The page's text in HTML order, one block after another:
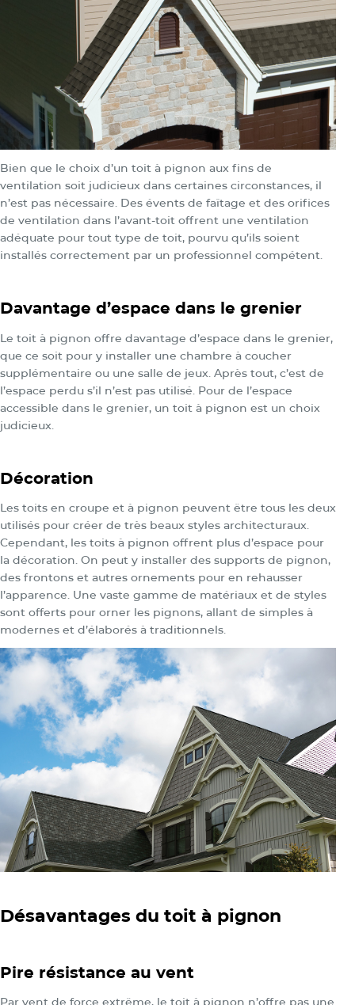
Bien que le choix d’un toit à pignon aux fins de
ventilation soit judicieux dans certaines circonstances, il
n’est pas nécessaire. Des évents de faîtage et des orifices
de ventilation dans l’avant-toit offrent une ventilation
adéquate pour tout type de toit, pourvu qu’ils soient
installés correctement par un professionnel compétent.
Davantage d’espace dans le grenier
Le toit à pignon offre davantage d’espace dans le grenier,
que ce soit pour y installer une chambre à coucher
supplémentaire ou une salle de jeux. Après tout, c’est de
l’espace perdu s’il n’est pas utilisé. Pour de l’espace
accessible dans le grenier, un toit à pignon est un choix
judicieux.
Décoration
Les toits en croupe et à pignon peuvent être tous les deux
utilisés pour créer de très beaux styles architecturaux.
Cependant, les toits à pignon offrent plus d’espace pour
la décoration. On peut y installer des supports de pignon,
des frontons et autres ornements pour en rehausser
l’apparence. Une vaste gamme de matériaux et de styles
sont offerts pour orner les pignons, allant de simples à
modernes et d’élaborés à traditionnels.
Désavantages du toit à pignon
Pire résistance au vent
Par vent de force extrême, le toit à pignon n’offre pas une